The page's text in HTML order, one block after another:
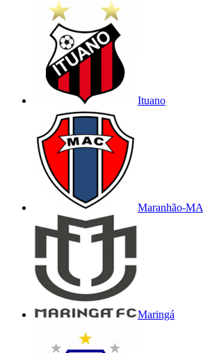
Ituano
Maranhão-MA
Maringá